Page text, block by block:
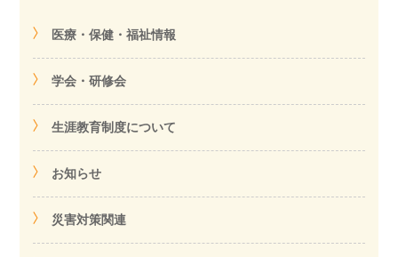
医療・保健・福祉情報
学会・研修会
生涯教育制度について
お知らせ
災害対策関連